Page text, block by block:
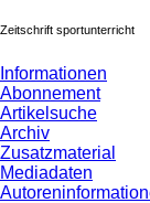
Zeitschrift sportunterricht
Informationen
Abonnement
Artikelsuche
Archiv
Zusatzmaterial
Mediadaten